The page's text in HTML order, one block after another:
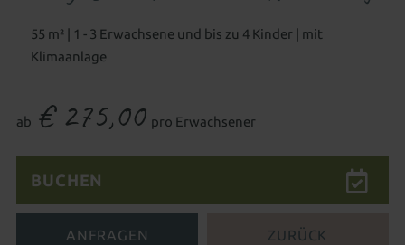
All-inclusive Premium
Zimmer aussuchen & buchen
FAMILIENERLEBNIS
Babywelt
Baby 1&1 Babybetreuung Wohnen mit Baby
Wellness mit Baby
WASSERWELTEN
Indoor
WELLNESS & SPA
55 m² | 1 - 3 Erwachsene und bis zu 4 Kinder | mit
Klimaanlage
ab € 275,00 pro Erwachsener
BUCHEN
ANFRAGEN ZURÜCK